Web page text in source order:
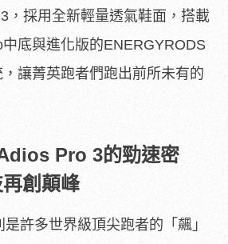
，採用全新輕量透氣鞋面，搭載
底與進化版的ENERGYRODS
讓菁英跑者們跑出前所未有的
Pro 3的勁速密
創顛峰
許多世界級頂尖跑者的「飆」